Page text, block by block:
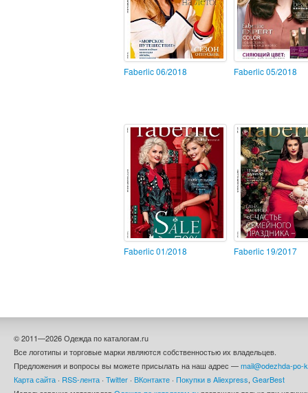
Faberlic 06/2018 Faberlic 05/2018
Faberlic 01/2018 Faberlic 19/2017
© 2011—2026 Одежда по каталогам.ru
Все логотипы и торговые марки являются собственностью их владельцев.
Предложения и вопросы вы можете присылать на наш адрес —mail@odezhda-po-
Карта сайта · RSS-лента · Twitter · ВКонтакте · Покупки в Aliexpress GearBest